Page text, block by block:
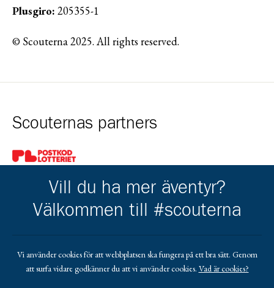
Plusgiro: 205355-1
© Scouterna 2025. All rights reserved.
Scouternas partners
Gå till pl_50
Gå till https://www.mera.se/Gå till https://www.lansforsakringar.se/
Gå till https://
Vill du ha mer äventyr?
Välkommen till #scouterna
Vi använder cookies för att webbplatsen ska fungera på ett bra sätt. Genom
att surfa vidare godkänner du att vi använder cookies. Vad är cookies?